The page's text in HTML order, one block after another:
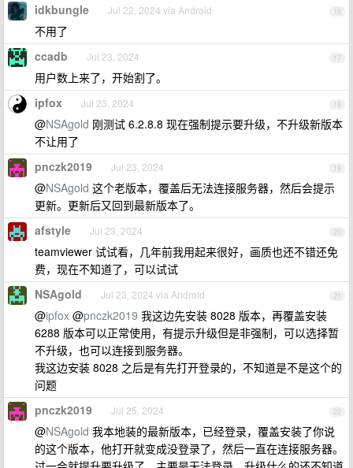
16
idkbungle Jul 22, 2024 via Android
不用了
17
ccadb Jul 23, 2024
用户数上来了，开始割了。
18
ipfox Jul 23, 2024
@NSAgold 刚测试 6.2.8.8 现在强制提示要升级，不升级新版本
不让用了
19
pnczk2019 Jul 23, 2024
@NSAgold 这个老版本，覆盖后无法连接服务器，然后会提示
更新。更新后又回到最新版本了。
20
afstyle Jul 23, 2024
teamviewer 试试看，几年前我用起来很好，画质也还不错还免
费，现在不知道了，可以试试
21
NSAgold Jul 23, 2024 via Android
@ipfox @pnczk2019 我这边先安装 8028 版本，再覆盖安装
6288 版本可以正常使用，有提示升级但是非强制，可以选择暂
不升级，也可以连接到服务器。
我这边安装 8028 之后是有先打开登录的，不知道是不是这个的
问题
22
pnczk2019 Jul 25, 2024
@NSAgold 我本地装的最新版本，已经登录，覆盖安装了你说
的这个版本，他打开就变成没登录了，然后一直在连接服务器。